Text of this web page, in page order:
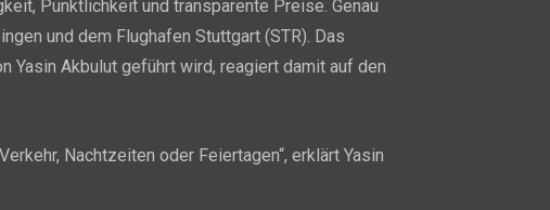
Pünktlichkeit und transparente Preise. Genau
und dem Flughafen Stuttgart (STR). Das
Yasin Akbulut geführt wird, reagiert damit auf den
Nachtzeiten oder Feiertagen“, erklärt Yasin